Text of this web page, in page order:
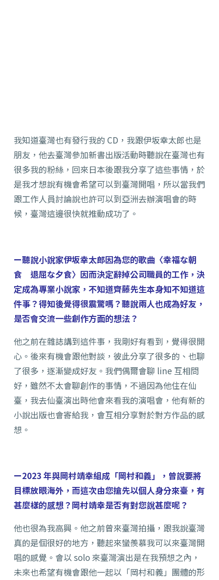
我知道臺灣也有發行我的 CD，我跟伊坂幸太郎也是
朋友，他去臺灣參加新書出版活動時聽說在臺灣也有
很多我的粉絲，回來日本後跟我分享了這些事情，於
是我才想說有機會希望可以到臺灣開唱，所以當我們
跟工作人員討論說也許可以到亞洲去辦演唱會的時
候，臺灣這邊很快就推動成功了。
ー聽說小說家伊坂幸太郎因為您的歌曲〈幸福な朝
食 退屈な夕食〉因而決定辭掉公司職員的工作，決
定成為專業小說家，不知道齊藤先生本身知不知道這
件事？得知後覺得很震驚嗎？聽說兩人也成為好友，
是否會交流一些創作方面的想法？
他之前在雜誌講到這件事，我剛好有看到，覺得很開
心。後來有機會跟他對談，彼此分享了很多的、也聊
了很多，逐漸變成好友。我們偶爾會聊 line 互相問
好，雖然不太會聊創作的事情，不過因為他住在仙
臺，我去仙臺演出時他會來看我的演唱會，他有新的
小說出版也會寄給我，會互相分享對於對方作品的感
想。
ー2023 年與岡村靖幸組成「岡村和義」，曾說要將
目標放眼海外，而這次由您搶先以個人身分來臺，有
甚麼樣的感想？岡村靖幸是否有對您說甚麼呢？
他也很為我高興。他之前曾來臺灣拍攝，跟我說臺灣
真的是個很好的地方，聽起來蠻羨慕我可以來臺灣開
唱的感覺。會以 solo 來臺灣演出是在我預想之內，
未來也希望有機會跟他一起以「岡村和義」團體的形